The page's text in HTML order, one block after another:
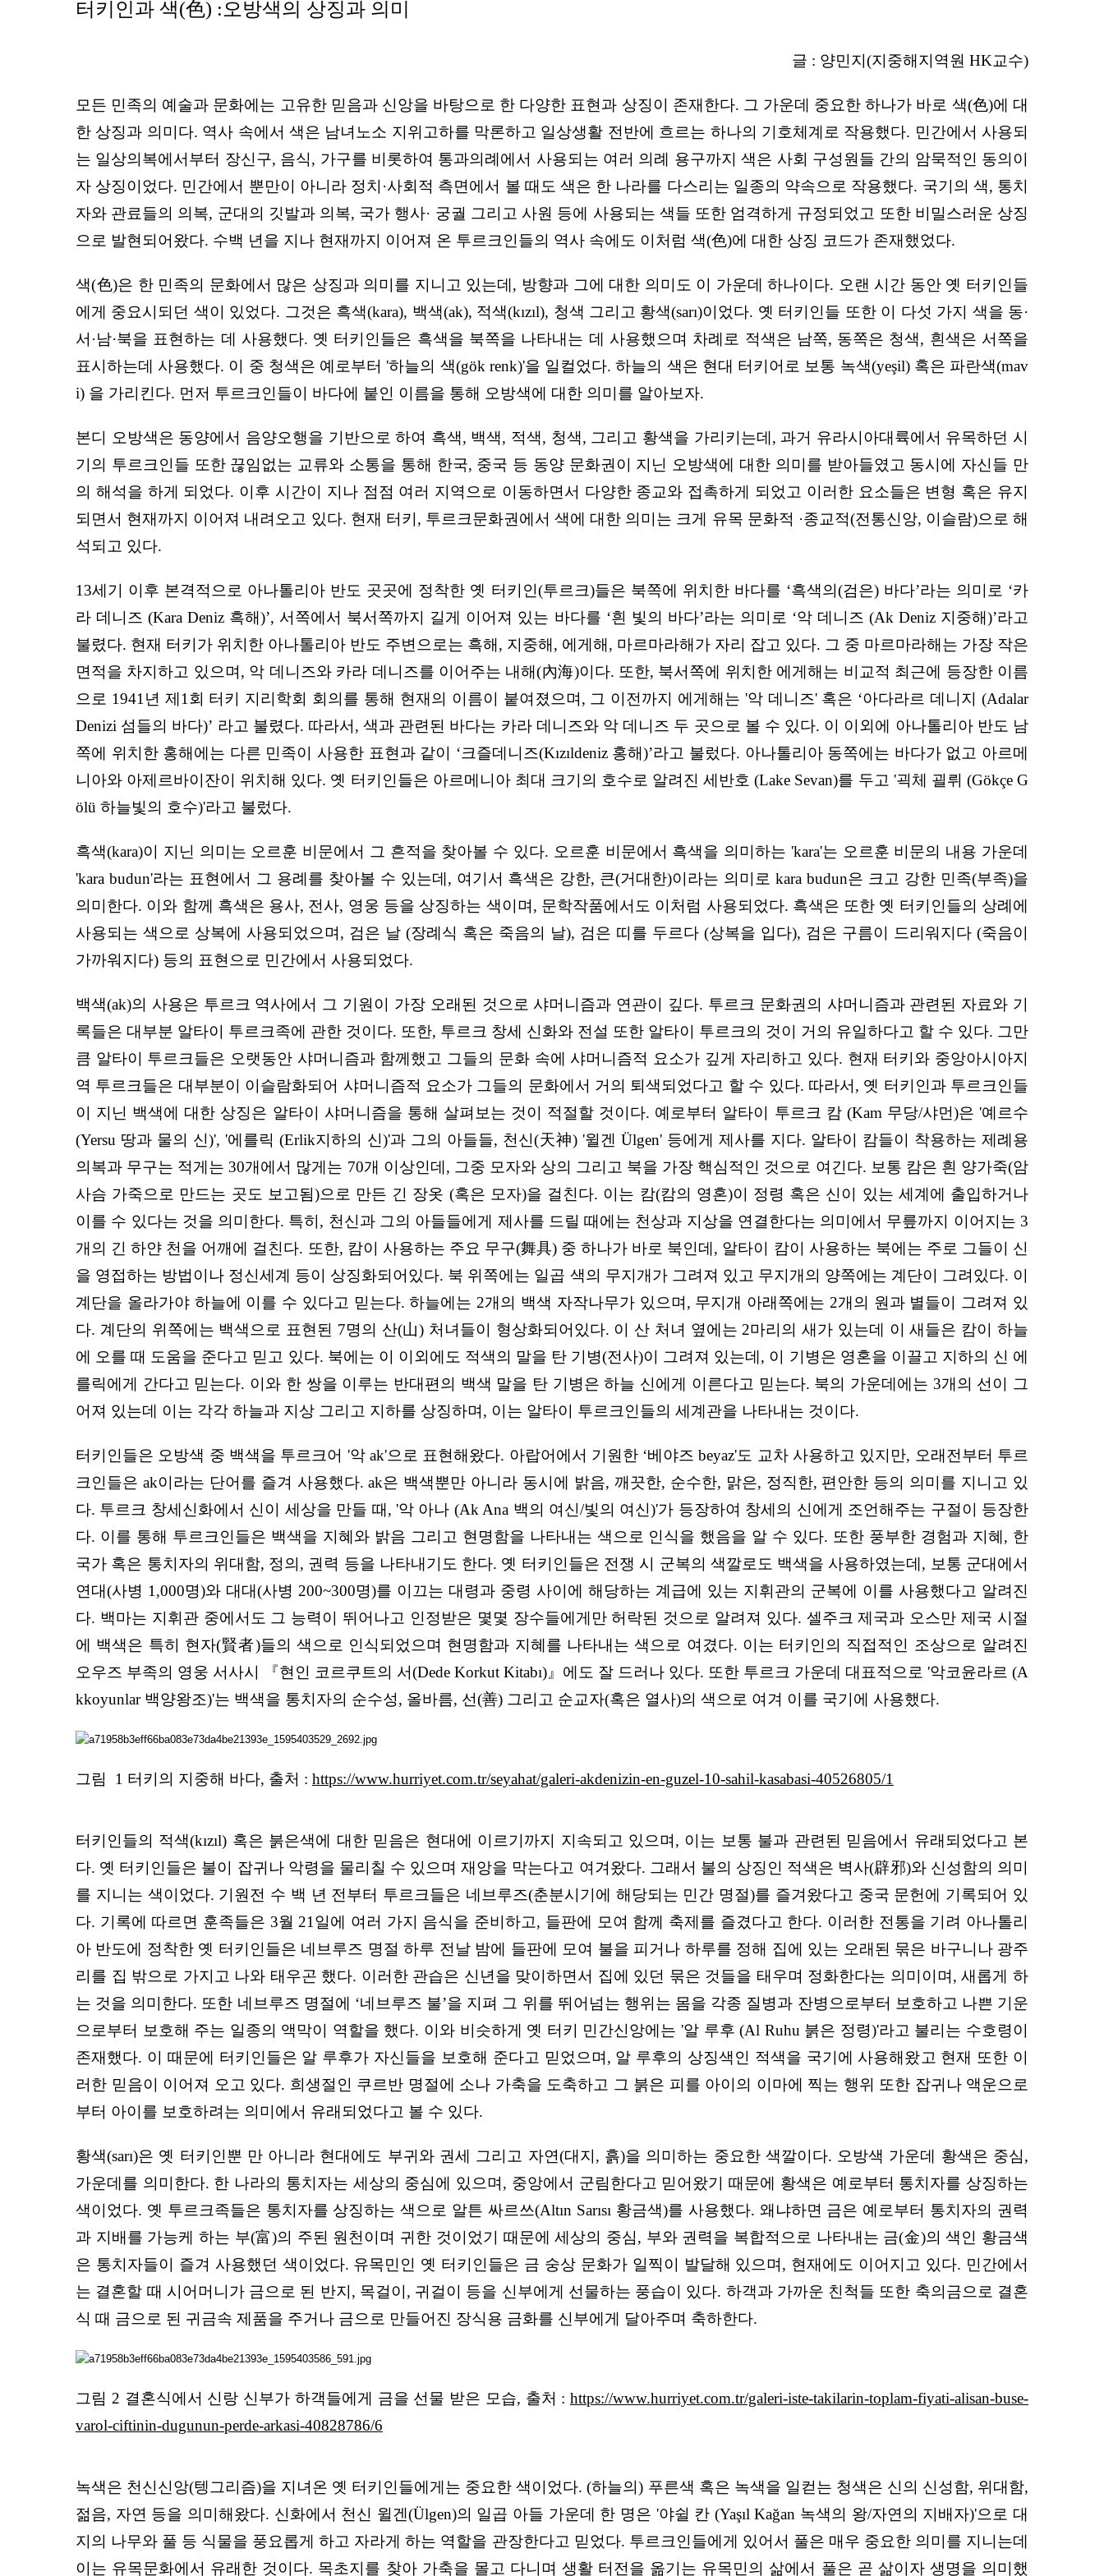
터키인과 색(色) :오방색의 상징과 의미
글 : 양민지(지중해지역원 HK교수)
모든 민족의 예술과 문화에는 고유한 믿음과 신앙을 바탕으로 한 다양한 표현과 상징이 존재한다. 그 가운데 중요한 하나가 바로 색(色)에 대
한 상징과 의미다. 역사 속에서 색은 남녀노소 지위고하를 막론하고 일상생활 전반에 흐르는 하나의 기호체계로 작용했다. 민간에서 사용되
는 일상의복에서부터 장신구, 음식, 가구를 비롯하여 통과의례에서 사용되는 여러 의례 용구까지 색은 사회 구성원들 간의 암묵적인 동의이
자 상징이었다. 민간에서 뿐만이 아니라 정치·사회적 측면에서 볼 때도 색은 한 나라를 다스리는 일종의 약속으로 작용했다. 국기의 색, 통치
자와 관료들의 의복, 군대의 깃발과 의복, 국가 행사· 궁궐 그리고 사원 등에 사용되는 색들 또한 엄격하게 규정되었고 또한 비밀스러운 상징
으로 발현되어왔다. 수백 년을 지나 현재까지 이어져 온 투르크인들의 역사 속에도 이처럼 색(色)에 대한 상징 코드가 존재했었다.
색(色)은 한 민족의 문화에서 많은 상징과 의미를 지니고 있는데, 방향과 그에 대한 의미도 이 가운데 하나이다. 오랜 시간 동안 옛 터키인들
에게 중요시되던 색이 있었다. 그것은 흑색(kara), 백색(ak), 적색(kızıl), 청색 그리고 황색(sarı)이었다. 옛 터키인들 또한 이 다섯 가지 색을 동·
서·남·북을 표현하는 데 사용했다. 옛 터키인들은 흑색을 북쪽을 나타내는 데 사용했으며 차례로 적색은 남쪽, 동쪽은 청색, 흰색은 서쪽을
표시하는데 사용했다. 이 중 청색은 예로부터 '하늘의 색(gök renk)'을 일컬었다. 하늘의 색은 현대 터키어로 보통 녹색(yeşil) 혹은 파란색(mav
i) 을 가리킨다. 먼저 투르크인들이 바다에 붙인 이름을 통해 오방색에 대한 의미를 알아보자.
본디 오방색은 동양에서 음양오행을 기반으로 하여 흑색, 백색, 적색, 청색, 그리고 황색을 가리키는데, 과거 유라시아대륙에서 유목하던 시
기의 투르크인들 또한 끊임없는 교류와 소통을 통해 한국, 중국 등 동양 문화권이 지닌 오방색에 대한 의미를 받아들였고 동시에 자신들 만
의 해석을 하게 되었다. 이후 시간이 지나 점점 여러 지역으로 이동하면서 다양한 종교와 접촉하게 되었고 이러한 요소들은 변형 혹은 유지
되면서 현재까지 이어져 내려오고 있다. 현재 터키, 투르크문화권에서 색에 대한 의미는 크게 유목 문화적 ·종교적(전통신앙, 이슬람)으로 해
석되고 있다.
13세기 이후 본격적으로 아나톨리아 반도 곳곳에 정착한 옛 터키인(투르크)들은 북쪽에 위치한 바다를 ‘흑색의(검은) 바다’라는 의미로 ‘카
라 데니즈 (Kara Deniz 흑해)’, 서쪽에서 북서쪽까지 길게 이어져 있는 바다를 ‘흰 빛의 바다’라는 의미로 ‘악 데니즈 (Ak Deniz 지중해)’라고
불렸다. 현재 터키가 위치한 아나톨리아 반도 주변으로는 흑해, 지중해, 에게해, 마르마라해가 자리 잡고 있다. 그 중 마르마라해는 가장 작은
면적을 차지하고 있으며, 악 데니즈와 카라 데니즈를 이어주는 내해(內海)이다. 또한, 북서쪽에 위치한 에게해는 비교적 최근에 등장한 이름
으로 1941년 제1회 터키 지리학회 회의를 통해 현재의 이름이 붙여졌으며, 그 이전까지 에게해는 '악 데니즈' 혹은 ‘아다라르 데니지 (Adalar
Denizi 섬들의 바다)’ 라고 불렸다. 따라서, 색과 관련된 바다는 카라 데니즈와 악 데니즈 두 곳으로 볼 수 있다. 이 이외에 아나톨리아 반도 남
쪽에 위치한 홍해에는 다른 민족이 사용한 표현과 같이 ‘크즐데니즈(Kızıldeniz 홍해)’라고 불렀다. 아나톨리아 동쪽에는 바다가 없고 아르메
니아와 아제르바이잔이 위치해 있다. 옛 터키인들은 아르메니아 최대 크기의 호수로 알려진 세반호 (Lake Sevan)를 두고 '괵체 괼뤼 (Gökçe G
ölü 하늘빛의 호수)'라고 불렀다.
흑색(kara)이 지닌 의미는 오르훈 비문에서 그 흔적을 찾아볼 수 있다. 오르훈 비문에서 흑색을 의미하는 'kara'는 오르훈 비문의 내용 가운데
'kara budun'라는 표현에서 그 용례를 찾아볼 수 있는데, 여기서 흑색은 강한, 큰(거대한)이라는 의미로 kara budun은 크고 강한 민족(부족)을
의미한다. 이와 함께 흑색은 용사, 전사, 영웅 등을 상징하는 색이며, 문학작품에서도 이처럼 사용되었다. 흑색은 또한 옛 터키인들의 상례에
사용되는 색으로 상복에 사용되었으며, 검은 날 (장례식 혹은 죽음의 날), 검은 띠를 두르다 (상복을 입다), 검은 구름이 드리워지다 (죽음이
가까워지다) 등의 표현으로 민간에서 사용되었다.
백색(ak)의 사용은 투르크 역사에서 그 기원이 가장 오래된 것으로 샤머니즘과 연관이 깊다. 투르크 문화권의 샤머니즘과 관련된 자료와 기
록들은 대부분 알타이 투르크족에 관한 것이다. 또한, 투르크 창세 신화와 전설 또한 알타이 투르크의 것이 거의 유일하다고 할 수 있다. 그만
큼 알타이 투르크들은 오랫동안 샤머니즘과 함께했고 그들의 문화 속에 샤머니즘적 요소가 깊게 자리하고 있다. 현재 터키와 중앙아시아지
역 투르크들은 대부분이 이슬람화되어 샤머니즘적 요소가 그들의 문화에서 거의 퇴색되었다고 할 수 있다. 따라서, 옛 터키인과 투르크인들
이 지닌 백색에 대한 상징은 알타이 샤머니즘을 통해 살펴보는 것이 적절할 것이다. 예로부터 알타이 투르크 캄 (Kam 무당/샤먼)은 '예르수
(Yersu 땅과 물의 신)', '에를릭 (Erlik지하의 신)'과 그의 아들들, 천신(天神) '윌겐 Ülgen' 등에게 제사를 지다. 알타이 캄들이 착용하는 제례용
의복과 무구는 적게는 30개에서 많게는 70개 이상인데, 그중 모자와 상의 그리고 북을 가장 핵심적인 것으로 여긴다. 보통 캄은 흰 양가죽(암
사슴 가죽으로 만드는 곳도 보고됨)으로 만든 긴 장옷 (혹은 모자)을 걸친다. 이는 캄(캄의 영혼)이 정령 혹은 신이 있는 세계에 출입하거나
이를 수 있다는 것을 의미한다. 특히, 천신과 그의 아들들에게 제사를 드릴 때에는 천상과 지상을 연결한다는 의미에서 무릎까지 이어지는 3
개의 긴 하얀 천을 어깨에 걸친다. 또한, 캄이 사용하는 주요 무구(舞具) 중 하나가 바로 북인데, 알타이 캄이 사용하는 북에는 주로 그들이 신
을 영접하는 방법이나 정신세계 등이 상징화되어있다. 북 위쪽에는 일곱 색의 무지개가 그려져 있고 무지개의 양쪽에는 계단이 그려있다. 이
계단을 올라가야 하늘에 이를 수 있다고 믿는다. 하늘에는 2개의 백색 자작나무가 있으며, 무지개 아래쪽에는 2개의 원과 별들이 그려져 있
다. 계단의 위쪽에는 백색으로 표현된 7명의 산(山) 처녀들이 형상화되어있다. 이 산 처녀 옆에는 2마리의 새가 있는데 이 새들은 캄이 하늘
에 오를 때 도움을 준다고 믿고 있다. 북에는 이 이외에도 적색의 말을 탄 기병(전사)이 그려져 있는데, 이 기병은 영혼을 이끌고 지하의 신 에
를릭에게 간다고 믿는다. 이와 한 쌍을 이루는 반대편의 백색 말을 탄 기병은 하늘 신에게 이른다고 믿는다. 북의 가운데에는 3개의 선이 그
어져 있는데 이는 각각 하늘과 지상 그리고 지하를 상징하며, 이는 알타이 투르크인들의 세계관을 나타내는 것이다.
터키인들은 오방색 중 백색을 투르크어 '악 ak'으로 표현해왔다. 아랍어에서 기원한 ‘베야즈 beyaz'도 교차 사용하고 있지만, 오래전부터 투르
크인들은 ak이라는 단어를 즐겨 사용했다. ak은 백색뿐만 아니라 동시에 밝음, 깨끗한, 순수한, 맑은, 정직한, 편안한 등의 의미를 지니고 있
다. 투르크 창세신화에서 신이 세상을 만들 때, '악 아나 (Ak Ana 백의 여신/빛의 여신)'가 등장하여 창세의 신에게 조언해주는 구절이 등장한
다. 이를 통해 투르크인들은 백색을 지혜와 밝음 그리고 현명함을 나타내는 색으로 인식을 했음을 알 수 있다. 또한 풍부한 경험과 지혜, 한
국가 혹은 통치자의 위대함, 정의, 권력 등을 나타내기도 한다. 옛 터키인들은 전쟁 시 군복의 색깔로도 백색을 사용하였는데, 보통 군대에서
연대(사병 1,000명)와 대대(사병 200~300명)를 이끄는 대령과 중령 사이에 해당하는 계급에 있는 지휘관의 군복에 이를 사용했다고 알려진
다. 백마는 지휘관 중에서도 그 능력이 뛰어나고 인정받은 몇몇 장수들에게만 허락된 것으로 알려져 있다. 셀주크 제국과 오스만 제국 시절
에 백색은 특히 현자(賢者)들의 색으로 인식되었으며 현명함과 지혜를 나타내는 색으로 여겼다. 이는 터키인의 직접적인 조상으로 알려진
오우즈 부족의 영웅 서사시 『현인 코르쿠트의 서(Dede Korkut Kitabı)』에도 잘 드러나 있다. 또한 투르크 가운데 대표적으로 '악코윤라르 (A
kkoyunlar 백양왕조)'는 백색을 통치자의 순수성, 올바름, 선(善) 그리고 순교자(혹은 열사)의 색으로 여겨 이를 국기에 사용했다.
그림 1 터키의 지중해 바다, 출처 : https://www.hurriyet.com.tr/seyahat/galeri-akdenizin-en-guzel-10-sahil-kasabasi-40526805/1
터키인들의 적색(kızıl) 혹은 붉은색에 대한 믿음은 현대에 이르기까지 지속되고 있으며, 이는 보통 불과 관련된 믿음에서 유래되었다고 본
다. 옛 터키인들은 불이 잡귀나 악령을 물리칠 수 있으며 재앙을 막는다고 여겨왔다. 그래서 불의 상징인 적색은 벽사(辟邪)와 신성함의 의미
를 지니는 색이었다. 기원전 수 백 년 전부터 투르크들은 네브루즈(춘분시기에 해당되는 민간 명절)를 즐겨왔다고 중국 문헌에 기록되어 있
다. 기록에 따르면 훈족들은 3월 21일에 여러 가지 음식을 준비하고, 들판에 모여 함께 축제를 즐겼다고 한다. 이러한 전통을 기려 아나톨리
아 반도에 정착한 옛 터키인들은 네브루즈 명절 하루 전날 밤에 들판에 모여 불을 피거나 하루를 정해 집에 있는 오래된 묶은 바구니나 광주
리를 집 밖으로 가지고 나와 태우곤 했다. 이러한 관습은 신년을 맞이하면서 집에 있던 묶은 것들을 태우며 정화한다는 의미이며, 새롭게 하
는 것을 의미한다. 또한 네브루즈 명절에 ‘네브루즈 불’을 지펴 그 위를 뛰어넘는 행위는 몸을 각종 질병과 잔병으로부터 보호하고 나쁜 기운
으로부터 보호해 주는 일종의 액막이 역할을 했다. 이와 비슷하게 옛 터키 민간신앙에는 '알 루후 (Al Ruhu 붉은 정령)'라고 불리는 수호령이
존재했다. 이 때문에 터키인들은 알 루후가 자신들을 보호해 준다고 믿었으며, 알 루후의 상징색인 적색을 국기에 사용해왔고 현재 또한 이
러한 믿음이 이어져 오고 있다. 희생절인 쿠르반 명절에 소나 가축을 도축하고 그 붉은 피를 아이의 이마에 찍는 행위 또한 잡귀나 액운으로
부터 아이를 보호하려는 의미에서 유래되었다고 볼 수 있다.
황색(sarı)은 옛 터키인뿐 만 아니라 현대에도 부귀와 권세 그리고 자연(대지, 흙)을 의미하는 중요한 색깔이다. 오방색 가운데 황색은 중심,
가운데를 의미한다. 한 나라의 통치자는 세상의 중심에 있으며, 중앙에서 군림한다고 믿어왔기 때문에 황색은 예로부터 통치자를 상징하는
색이었다. 옛 투르크족들은 통치자를 상징하는 색으로 알튼 싸르쓰(Altın Sarısı 황금색)를 사용했다. 왜냐하면 금은 예로부터 통치자의 권력
과 지배를 가능케 하는 부(富)의 주된 원천이며 귀한 것이었기 때문에 세상의 중심, 부와 권력을 복합적으로 나타내는 금(金)의 색인 황금색
은 통치자들이 즐겨 사용했던 색이었다. 유목민인 옛 터키인들은 금 숭상 문화가 일찍이 발달해 있으며, 현재에도 이어지고 있다. 민간에서
는 결혼할 때 시어머니가 금으로 된 반지, 목걸이, 귀걸이 등을 신부에게 선물하는 풍습이 있다. 하객과 가까운 친척들 또한 축의금으로 결혼
식 때 금으로 된 귀금속 제품을 주거나 금으로 만들어진 장식용 금화를 신부에게 달아주며 축하한다.
그림 2 결혼식에서 신랑 신부가 하객들에게 금을 선물 받은 모습, 출처 : https://www.hurriyet.com.tr/galeri-iste-takilarin-toplam-fiyati-alisan-buse-
varol-ciftinin-dugunun-perde-arkasi-40828786/6
녹색은 천신신앙(텡그리즘)을 지녀온 옛 터키인들에게는 중요한 색이었다. (하늘의) 푸른색 혹은 녹색을 일컫는 청색은 신의 신성함, 위대함,
젊음, 자연 등을 의미해왔다. 신화에서 천신 윌겐(Ülgen)의 일곱 아들 가운데 한 명은 '야쉴 칸 (Yaşıl Kağan 녹색의 왕/자연의 지배자)'으로 대
지의 나무와 풀 등 식물을 풍요롭게 하고 자라게 하는 역할을 관장한다고 믿었다. 투르크인들에게 있어서 풀은 매우 중요한 의미를 지니는데
이는 유목문화에서 유래한 것이다. 목초지를 찾아 가축을 몰고 다니며 생활 터전을 옮기는 유목민의 삶에서 풀은 곧 삶이자 생명을 의미했